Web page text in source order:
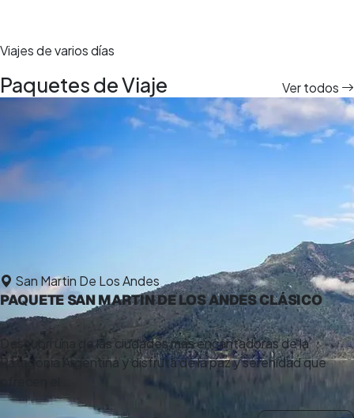
Viajes de varios días
Paquetes de Viaje Ver todos
San Martin De Los Andes
PAQUETE SAN MARTIN DE LOS ANDES CLÁSICO
Descubrí una de las ciudades más encantadoras de la
Patagonia Argentina y disfrutá de la paz y serenidad que